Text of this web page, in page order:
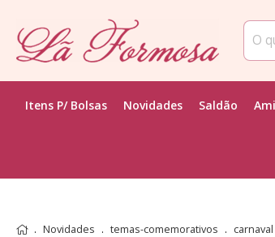
Itens P/ Bolsas Novidades Saldão
Novidades temas-comemorativos carnaval